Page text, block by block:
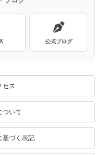
公式ブログ
セス
ついて
基づく表記